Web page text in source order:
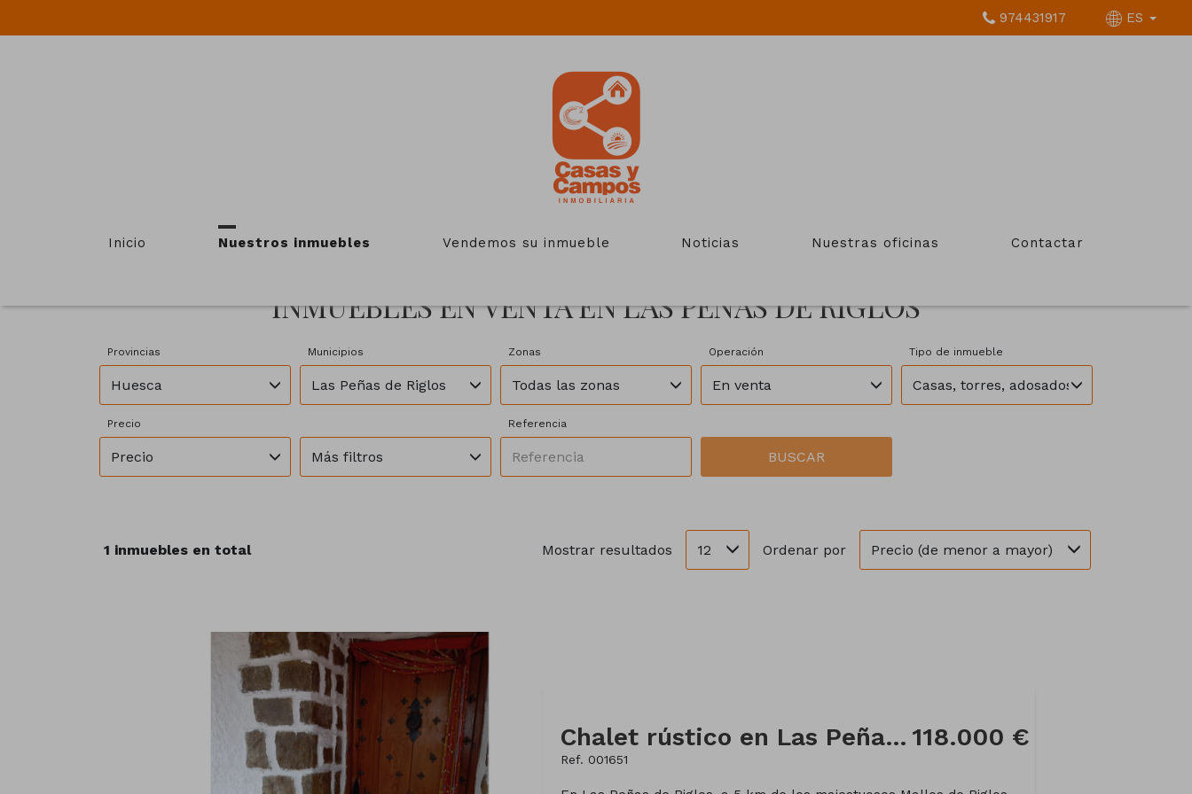
974431917 ES
Inicio Nuestros inmuebles Vendemos su inmueble Noticias Nuestras oficinas Contactar
INMUEBLES EN VENTA EN LAS PEÑAS DE RIGLOS
Provincias
Huesca
Municipios
Las Peñas de Riglos
Zonas
Todas las zonas
Operación
En venta
Tipo de inmueble
Casas, torres, adosados, chalets
Precio
Precio Más filtros
Referencia
BUSCAR
1 inmuebles en total Mostrar resultados 12 Ordenar por Precio (de menor a mayor)
Chalet rústico en Las Peñas de Riglos
Ref. 001651
118.000 €